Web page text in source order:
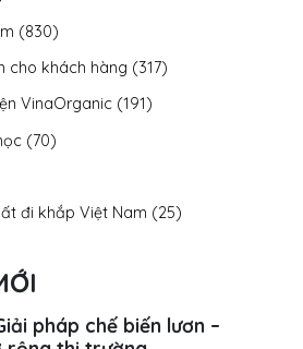
(830)
cho khách hàng (317)
VinaOrganic (191)
(70)
đi khắp Việt Nam (25)
pháp chế biến lươn –